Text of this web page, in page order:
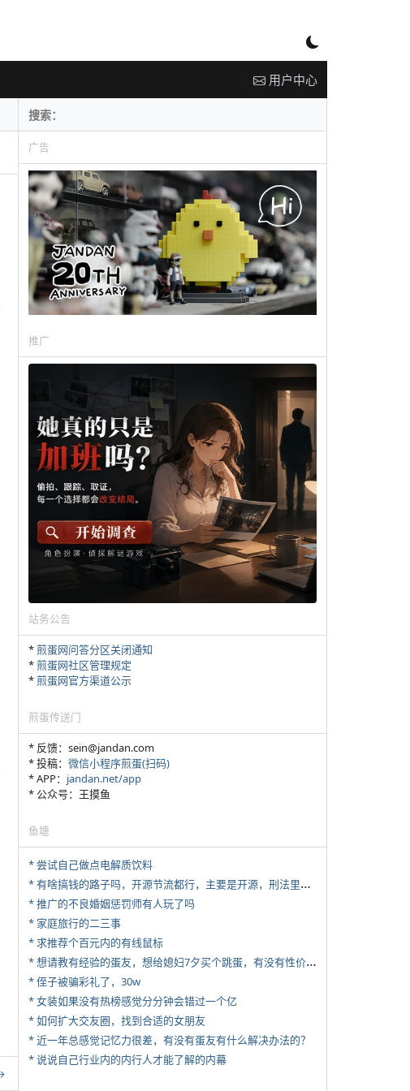
用户中心
广告
推广
站务公告
*煎蛋网问答分区关闭通知
*煎蛋网社区管理规定
*煎蛋网官方渠道公示
煎蛋传送门
* 反馈：sein@jandan.com
* 投稿： 微信小程序煎蛋(扫码)
* APP： jandan.net/app
* 公众号：王摸鱼
鱼塘
* 尝试自己做点电解质饮料
*
有啥搞钱的路子吗，开源节流都行，主要是开源，刑法里的咱不做
* 推广的不良婚姻惩罚师有人玩了吗
* 家庭旅行的二三事
* 求推荐个百元内的有线鼠标
*
想请教有经验的蛋友，想给媳妇7夕买个跳蛋，有没有性价比高的推荐
* 侄子被骗彩礼了，30w
* 女装如果没有热榜感觉分分钟会错过一个亿
* 如何扩大交友圈，找到合适的女朋友
* 近一年总感觉记忆力很差，有没有蛋友有什么解决办法的？
* 说说自己行业内的内行人才能了解的内幕